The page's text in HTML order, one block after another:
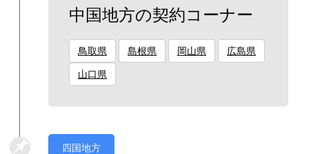
中国地方の契約コーナー
鳥取県 島根県 岡山県 広島県
山口県
四国地方